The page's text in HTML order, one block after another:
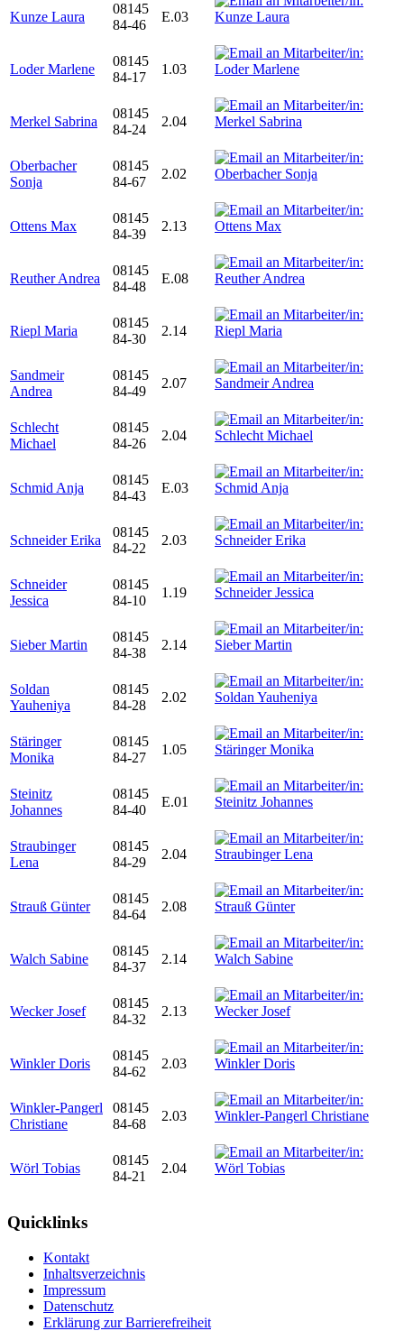
Kunze Laura
08145
84-46
E.03
Loder Marlene
08145
84-17
1.03
Merkel Sabrina
08145
84-24
2.04
Oberbacher
Sonja
08145
84-67
2.02
Ottens Max
08145
84-39
2.13
Reuther Andrea
08145
84-48
E.08
Riepl Maria
08145
84-30
2.14
Sandmeir
Andrea
08145
84-49
2.07
Schlecht
Michael
08145
84-26
2.04
Schmid Anja
08145
84-43
E.03
Schneider Erika
08145
84-22
2.03
Schneider
Jessica
08145
84-10
1.19
Sieber Martin
08145
84-38
2.14
Soldan
Yauheniya
08145
84-28
2.02
Stäringer
Monika
08145
84-27
1.05
Steinitz
Johannes
08145
84-40
E.01
Straubinger
Lena
08145
84-29
2.04
Strauß Günter
08145
84-64
2.08
Walch Sabine
08145
84-37
2.14
Wecker Josef
08145
84-32
2.13
Winkler Doris
08145
84-62
2.03
Winkler-Pangerl
Christiane
08145
84-68
2.03
Wörl Tobias
08145
84-21
2.04
Quicklinks
Kontakt
Inhaltsverzeichnis
Impressum
Datenschutz
Erklärung zur Barrierefreiheit